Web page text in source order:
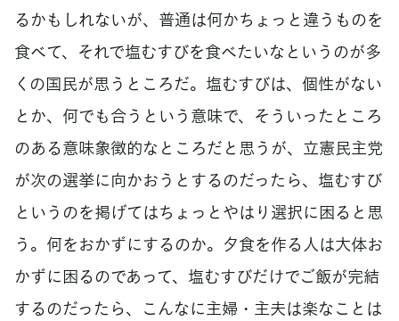
るかもしれないが、普通は何かちょっと違うものを
食べて、それで塩むすびを食べたいなというのが多
くの国民が思うところだ。塩むすびは、個性がない
とか、何でも合うという意味で、そういったところ
のある意味象徴的なところだと思うが、立憲民主党
が次の選挙に向かおうとするのだったら、塩むすび
というのを掲げてはちょっとやはり選択に困ると思
う。何をおかずにするのか。夕食を作る人は大体お
かずに困るのであって、塩むすびだけでご飯が完結
するのだったら、こんなに主婦・主夫は楽なことは